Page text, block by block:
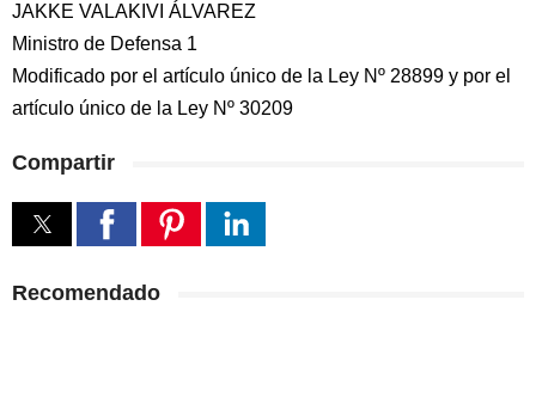
JAKKE VALAKIVI ÁLVAREZ
Ministro de Defensa 1
Modificado por el artículo único de la Ley Nº 28899 y por el
artículo único de la Ley Nº 30209
Compartir
Recomendado